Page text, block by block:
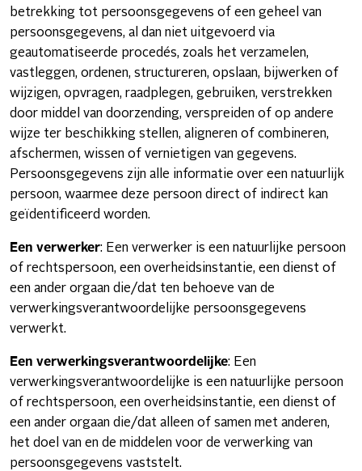
betrekking tot persoonsgegevens of een geheel van
persoonsgegevens, al dan niet uitgevoerd via
geautomatiseerde procedés, zoals het verzamelen,
vastleggen, ordenen, structureren, opslaan, bijwerken of
wijzigen, opvragen, raadplegen, gebruiken, verstrekken
door middel van doorzending, verspreiden of op andere
wijze ter beschikking stellen, aligneren of combineren,
afschermen, wissen of vernietigen van gegevens.
Persoonsgegevens zijn alle informatie over een natuurlijk
persoon, waarmee deze persoon direct of indirect kan
geïdentificeerd worden.
Een verwerker: Een verwerker is een natuurlijke persoon
of rechtspersoon, een overheidsinstantie, een dienst of
een ander orgaan die/dat ten behoeve van de
verwerkingsverantwoordelijke persoonsgegevens
verwerkt.
Een verwerkingsverantwoordelijke: Een
verwerkingsverantwoordelijke is een natuurlijke persoon
of rechtspersoon, een overheidsinstantie, een dienst of
een ander orgaan die/dat alleen of samen met anderen,
het doel van en de middelen voor de verwerking van
persoonsgegevens vaststelt.